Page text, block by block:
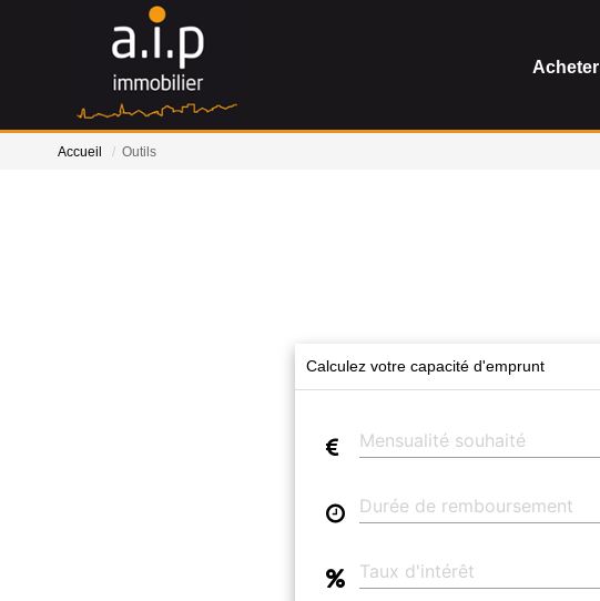
Acheter
Accueil Outils
Calculez votre capacité d'emprunt